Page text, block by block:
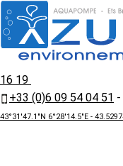
16 19
+33 (0)6 09 54 04 51 -
43°31'47.1"N 6°28'14.5"E -